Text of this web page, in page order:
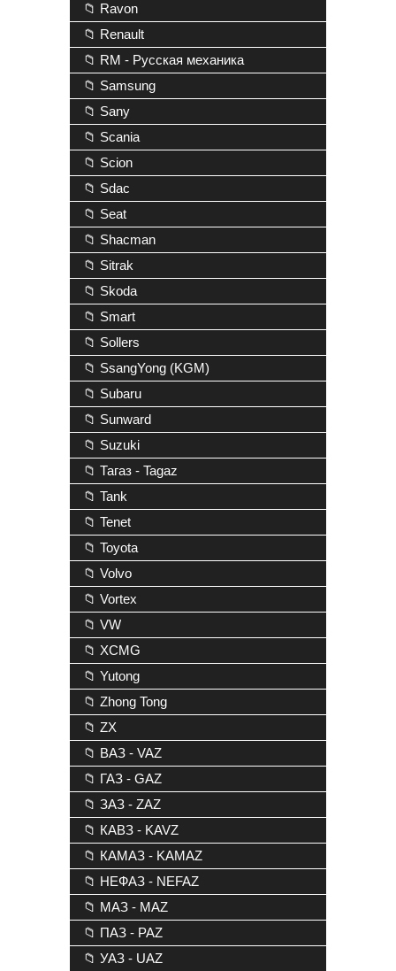
📁 Ravon
📁 Renault
📁 RM - Русская механика
📁 Samsung
📁 Sany
📁 Scania
📁 Scion
📁 Sdac
📁 Seat
📁 Shacman
📁 Sitrak
📁 Skoda
📁 Smart
📁 Sollers
📁 SsangYong (KGM)
📁 Subaru
📁 Sunward
📁 Suzuki
📁 Тагаз - Tagaz
📁 Tank
📁 Tenet
📁 Toyota
📁 Volvo
📁 Vortex
📁 VW
📁 XCMG
📁 Yutong
📁 Zhong Tong
📁 ZX
📁 ВАЗ - VAZ
📁 ГАЗ - GAZ
📁 ЗАЗ - ZAZ
📁 КАВЗ - KAVZ
📁 КАМАЗ - KAMAZ
📁 НЕФАЗ - NEFAZ
📁 МАЗ - MAZ
📁 ПАЗ - PAZ
📁 УАЗ - UAZ